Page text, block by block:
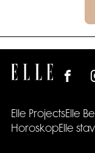
Elle ProjectsElle
HoroskopElle stav